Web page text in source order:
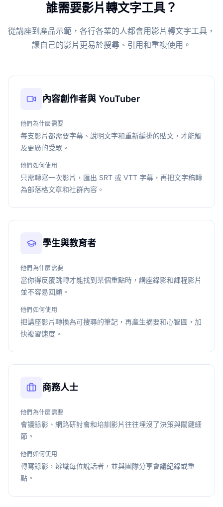
誰需要影片轉文字工具？
從講座到產品示範，各行各業的人都會用影片轉文字工具，
讓自己的影片更易於搜尋、引用和重複使用。
內容創作者與 YouTuber
他們為什麼需要
每支影片都需要字幕、說明文字和重新編排的貼文，才能觸
及更廣的受眾。
他們如何使用
只需轉寫一次影片，匯出 SRT 或 VTT 字幕，再把文字稿轉
為部落格文章和社群內容。
學生與教育者
他們為什麼需要
當你得反覆跳轉才能找到某個重點時，講座錄影和課程影片
並不容易回顧。
他們如何使用
把講座影片轉換為可搜尋的筆記，再產生摘要和心智圖，加
快複習速度。
商務人士
他們為什麼需要
會議錄影、網路研討會和培訓影片往往埋沒了決策與關鍵細
節。
他們如何使用
轉寫錄影，辨識每位說話者，並與團隊分享會議紀錄或重
點。